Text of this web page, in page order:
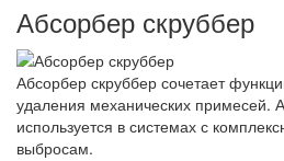
Абсорбер скруббер
Абсорбер скруббер сочетает
удаления механических примесей.
используется в системах с
выбросам.